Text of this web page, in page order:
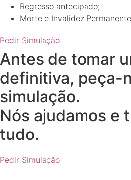
Regresso antecipado;
Morte e Invalidez
Pedir Simulação
Antes de tomar
definitiva, peça-
simulação.
Nós ajudamos e
tudo.
Pedir Simulação